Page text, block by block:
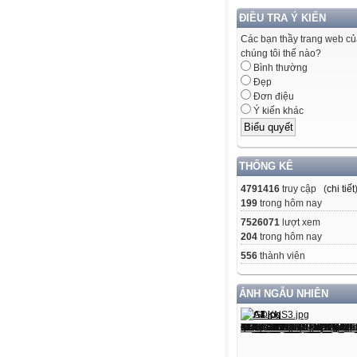
ĐIỀU TRA Ý KIẾN
Các bạn thầy trang web
chúng tôi thế nào?
Bình thường
Đẹp
Đơn điệu
Ý kiến khác
THỐNG KÊ
4791416 truy cập (chi tiết)
199 trong hôm nay
7526071 lượt xem
204 trong hôm nay
556 thành viên
ẢNH NGẪU NHIÊN